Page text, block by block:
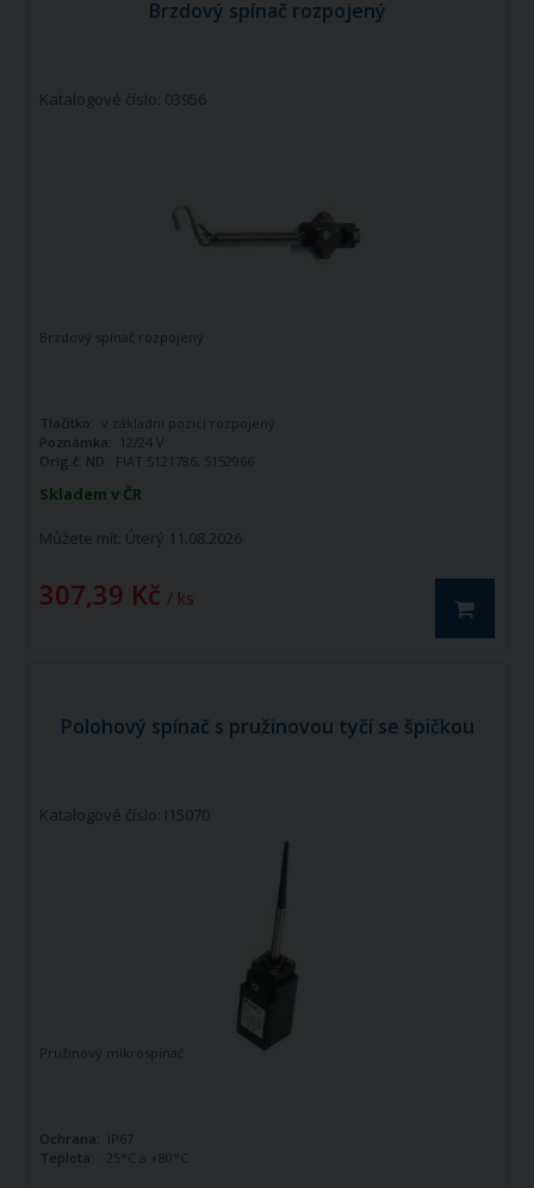
Brzdový spínač rozpojený
Katalogové číslo: 03956
Skladem v ČR
Můžete mít: Úterý 11.08.2026
307,39 Kč / ks
Brzdový spínač rozpojený
Tlačítko:
v základní pozici rozpojený
Poznámka:
12/24 V
Orig.č. ND: FIAT 5121786, 5152966
Polohový spínač s pružinovou tyčí se špičkou
Katalogové číslo: I15070
Pružinový mikrospínač
Ochrana: IP67
Teplota:
-25°C a +80°C